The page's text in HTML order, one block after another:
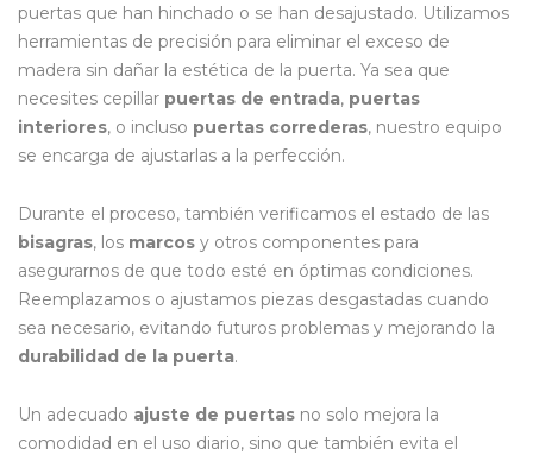
puertas que han hinchado o se han desajustado. Utilizamos
herramientas de precisión para eliminar el exceso de
madera sin dañar la estética de la puerta. Ya sea que
necesites cepillar puertas de entrada, puertas
interiores, o incluso puertas correderas, nuestro equipo
se encarga de ajustarlas a la perfección.
Durante el proceso, también verificamos el estado de las
bisagras, los marcos y otros componentes para
asegurarnos de que todo esté en óptimas condiciones.
Reemplazamos o ajustamos piezas desgastadas cuando
sea necesario, evitando futuros problemas y mejorando la
durabilidad de la puerta.
Un adecuado ajuste de puertas no solo mejora la
comodidad en el uso diario, sino que también evita el